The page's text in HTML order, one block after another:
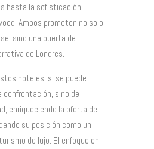
hasta la sofisticación
Ambos prometen no solo
sino una puerta de
de Londres.
hoteles, si se puede
confrontación, sino de
enriqueciendo la oferta de
su posición como un
de lujo. El enfoque en